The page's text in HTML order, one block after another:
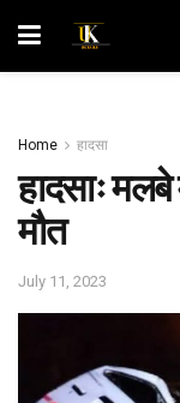
Home हादसा
हादसाः
मौत
July 11, 2023